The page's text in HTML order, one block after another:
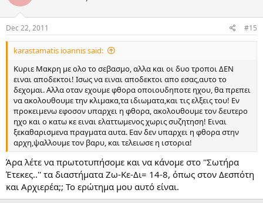
Dec 22, 2011 #15
karastamatis ioannis said:
Κυριε Μακρη με ολο το σεβασμο, αλλα και οι δυο τροποι ΔΕΝ
ειναι αποδεκτοι! Ισως να ειναι αποδεκτοι απο εσας,αυτο το
δεχομαι. Αλλα οταν εχουμε φθορα οποιουδηποτε ηχου, θα πρεπει
να ακολουθουμε την κλιμακα,τα ιδιωματα,και τις ελξεις του! Εν
προκειμενω εφοσον υπαρχει η φθορα, ακολουθουμε τον δευτερο
ηχο και ο κατω κε ειναι ελαττωμενος χωρις συζητηση! Ειναι
ξεκαθαρισμενα πραγματα αυτα. Εαν δεν υπαρχει η φθορα στην
αρχη,ψαλλουμε τον βαρυ, και τελειωσε η ιστορια!
Άρα λέτε να πρωτοτυπήσομε και να κάνομε στο ''Σωτήρα
Έτεκες..'' τα διαστήματα Ζω-Κε-Δι= 14-8, όπως στον Δεσπότη
και Αρχιερέα;; Το ερώτημα μου αυτό είναι.